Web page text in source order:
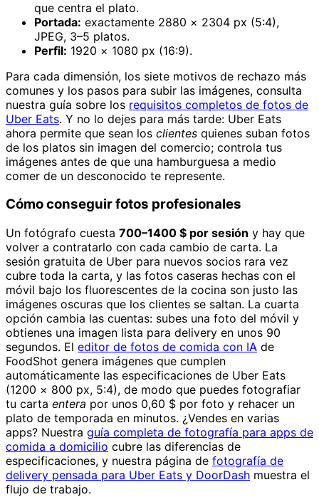
que centra el plato.
Portada: exactamente 2880 × 2304 px (5:4),
JPEG, 3–5 platos.
Perfil: 1920 × 1080 px (16:9).
Para cada dimensión, los siete motivos de rechazo más
comunes y los pasos para subir las imágenes, consulta
nuestra guía sobre los requisitos completos de fotos de
Uber Eats. Y no lo dejes para más tarde: Uber Eats
ahora permite que sean los clientes quienes suban fotos
de los platos sin imagen del comercio; controla tus
imágenes antes de que una hamburguesa a medio
comer de un desconocido te represente.
Cómo conseguir fotos profesionales
Un fotógrafo cuesta 700–1400 $ por sesión y hay que
volver a contratarlo con cada cambio de carta. La
sesión gratuita de Uber para nuevos socios rara vez
cubre toda la carta, y las fotos caseras hechas con el
móvil bajo los fluorescentes de la cocina son justo las
imágenes oscuras que los clientes se saltan. La cuarta
opción cambia las cuentas: subes una foto del móvil y
obtienes una imagen lista para delivery en unos 90
segundos. El editor de fotos de comida con IA de
FoodShot genera imágenes que cumplen
automáticamente las especificaciones de Uber Eats
(1200 × 800 px, 5:4), de modo que puedes fotografiar
tu carta entera por unos 0,60 $ por foto y rehacer un
plato de temporada en minutos. ¿Vendes en varias
apps? Nuestra guía completa de fotografía para apps de
comida a domicilio cubre las diferencias de
especificaciones, y nuestra página de fotografía de
delivery pensada para Uber Eats y DoorDash muestra el
flujo de trabajo.